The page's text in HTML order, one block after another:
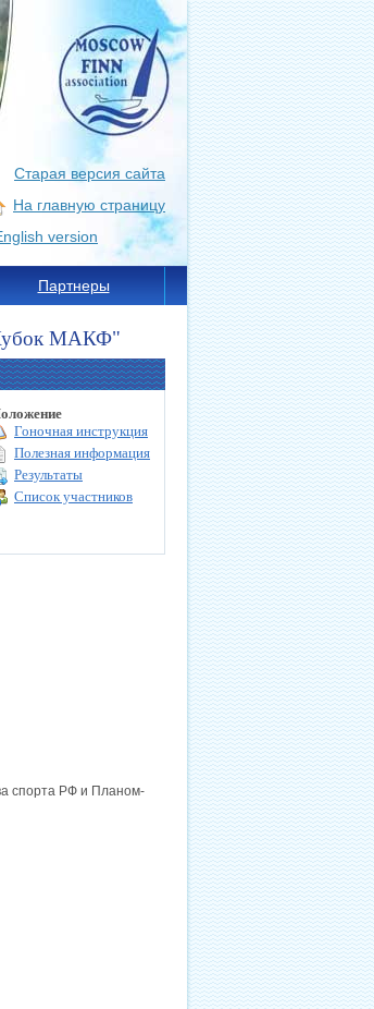
Старая версия сайта
На главную страницу
version
Партнеры
Кубок МАКФ"
Гоночная инструкция
Полезная информация
Результаты
Список участников
спорта РФ и Планом-